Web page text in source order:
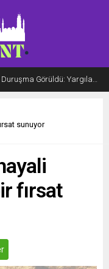
Doruk Efe Bingöl Davasında İlk Duruşma Görüldü: Yargılama 20 Ekim 2026’ya Ertelendi
sunuyor
fırsat